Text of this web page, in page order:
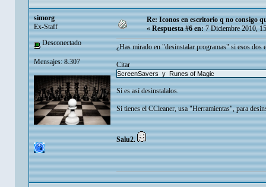
simorg
Ex-Staff
Desconectado
Mensajes: 8.307
Re: Iconos en escritorio q no consigo
«Respuesta #6 en:7 Diciembre 2010,
¿Has mirado en "desinstalar programas" si esos dos
Citar
ScreenSavers y Runes of Magic
Si es así desinstalalos.
Si tienes el CCleaner, usa "Herramientas", para
Salu2.